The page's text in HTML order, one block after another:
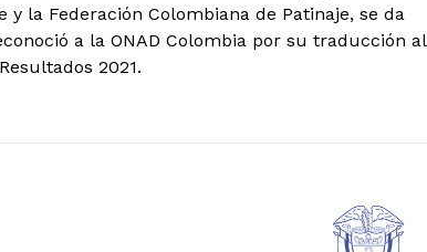
la Federación Colombiana de Patinaje, se da
a la ONAD Colombia por su traducción al
2021.